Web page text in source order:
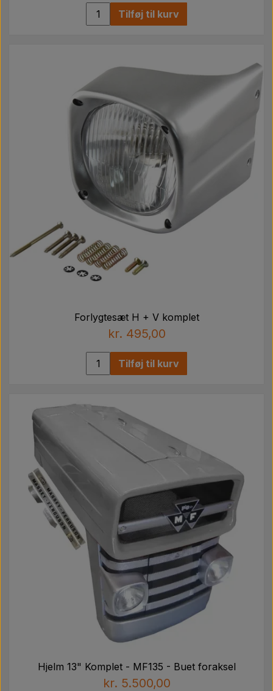
Tilføj til kurv
Forlygtesæt H + V komplet
kr. 495,00
Tilføj til kurv
Hjelm 13" Komplet - MF135 - Buet foraksel
kr. 5.500,00